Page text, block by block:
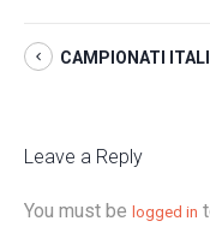
CAMPIONATI
Leave a Reply
You must be logged in